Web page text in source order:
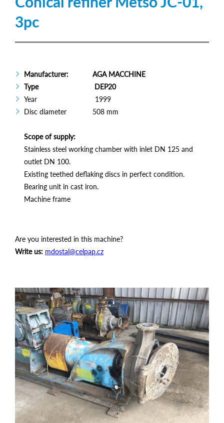
3pc
Manufacturer: AGA MACCHINE
Type DEP20
Year 1999
Disc diameter 508 mm
Scope of supply:
Stainless steel working chamber with inlet DN 125 and
outlet DN 100.
Existing teethed deflaking discs in perfect condition.
Bearing unit in cast iron.
Machine frame
Are you interested in this machine?
Write us: mdostal@celpap.cz